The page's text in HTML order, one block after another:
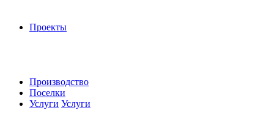
Проекты
Производство
Поселки
Услуги Услуги